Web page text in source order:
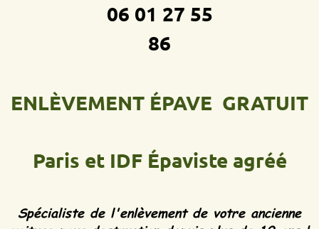
06 01 27 55
86
ENLÈVEMENT ÉPAVE GRATUIT
Paris et IDF Épaviste agréé
Spécialiste de l'enlèvement de votre ancienne